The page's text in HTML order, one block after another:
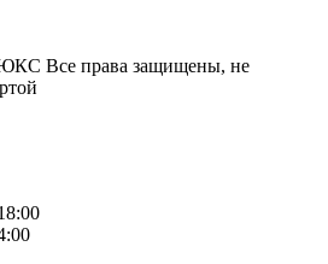
Все права защищены, не